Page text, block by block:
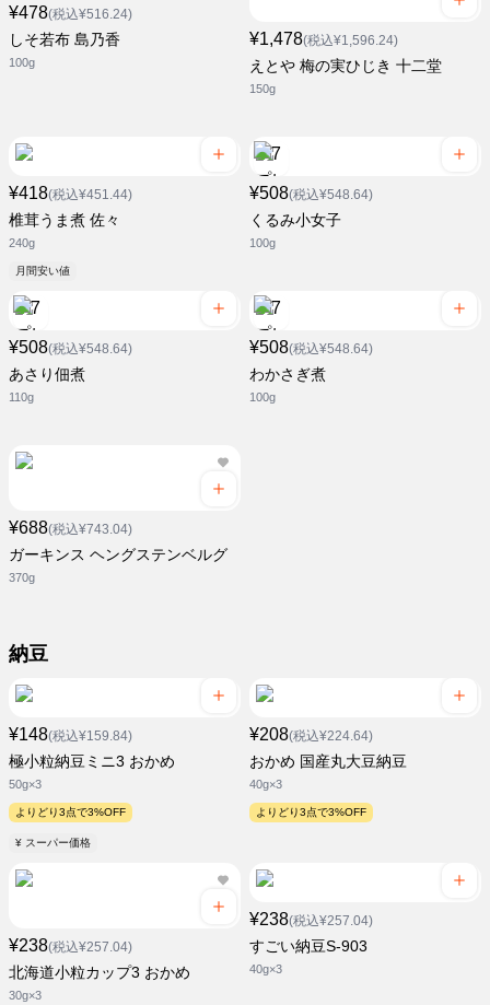
¥478(税込¥516.24)
しそ若布 島乃香
100g
¥1,478(税込¥1,596.24)
えとや 梅の実ひじき 十二堂
150g
¥418(税込¥451.44)
椎茸うま煮 佐々
240g
月間安い値
¥508(税込¥548.64)
くるみ小女子
100g
¥508(税込¥548.64)
あさり佃煮
110g
¥508(税込¥548.64)
わかさぎ煮
100g
¥688(税込¥743.04)
ガーキンス ヘングステンベルグ
370g
納豆
¥148(税込¥159.84)
極小粒納豆ミニ3 おかめ
50g×3
よりどり3点で3%OFF
¥ スーパー価格
¥208(税込¥224.64)
おかめ 国産丸大豆納豆
40g×3
よりどり3点で3%OFF
¥238(税込¥257.04)
北海道小粒カップ3 おかめ
30g×3
¥238(税込¥257.04)
すごい納豆S-903
40g×3